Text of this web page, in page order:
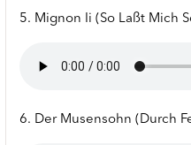
5. Mignon Ii (So Laßt Mich
6. Der Musensohn (Durch